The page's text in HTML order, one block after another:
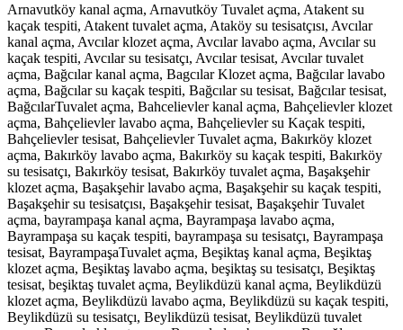
Arnavutköy kanal açma, Arnavutköy Tuvalet açma, Atakent su
kaçak tespiti, Atakent tuvalet açma, Ataköy su tesisatçısı, Avcılar
kanal açma, Avcılar klozet açma, Avcılar lavabo açma, Avcılar su
kaçak tespiti, Avcılar su tesisatçı, Avcılar tesisat, Avcılar tuvalet
açma, Bağcılar kanal açma, Bagcılar Klozet açma, Bağcılar lavabo
açma, Bağcılar su kaçak tespiti, Bağcılar su tesisat, Bağcılar tesisat,
BağcılarTuvalet açma, Bahcelievler kanal açma, Bahçelievler klozet
açma, Bahçelievler lavabo açma, Bahçelievler su Kaçak tespiti,
Bahçelievler tesisat, Bahçelievler Tuvalet açma, Bakırköy klozet
açma, Bakırköy lavabo açma, Bakırköy su kaçak tespiti, Bakırköy
su tesisatçı, Bakırköy tesisat, Bakırköy tuvalet açma, Başakşehir
klozet açma, Başakşehir lavabo açma, Başakşehir su kaçak tespiti,
Başakşehir su tesisatçısı, Başakşehir tesisat, Başakşehir Tuvalet
açma, bayrampaşa kanal açma, Bayrampaşa lavabo açma,
Bayrampaşa su kaçak tespiti, bayrampaşa su tesisatçı, Bayrampaşa
tesisat, BayrampaşaTuvalet açma, Beşiktaş kanal açma, Beşiktaş
klozet açma, Beşiktaş lavabo açma, beşiktaş su tesisatçı, Beşiktaş
tesisat, beşiktaş tuvalet açma, Beylikdüzü kanal açma, Beylikdüzü
klozet açma, Beylikdüzü lavabo açma, Beylikdüzü su kaçak tespiti,
Beylikdüzü su tesisatçı, Beylikdüzü tesisat, Beylikdüzü tuvalet